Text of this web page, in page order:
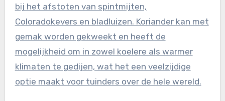
bij het afstoten van spintmijten,
Coloradokevers en bladluizen. Koriander kan met
gemak worden gekweekt en heeft de
mogelijkheid om in zowel koelere als warmer
klimaten te gedijen, wat het een veelzijdige
optie maakt voor tuinders over de hele wereld.